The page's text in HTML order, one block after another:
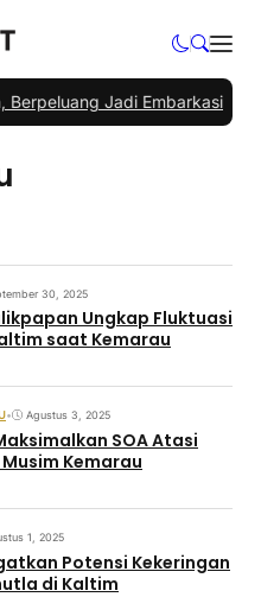
Jadi Embarkasi Haji|
30, 2025
Ungkap Fluktuasi
saat Kemarau
• Agustus 3, 2025
SOA Atasi
Kemarau
1, 2025
Potensi Kekeringan
di Kaltim